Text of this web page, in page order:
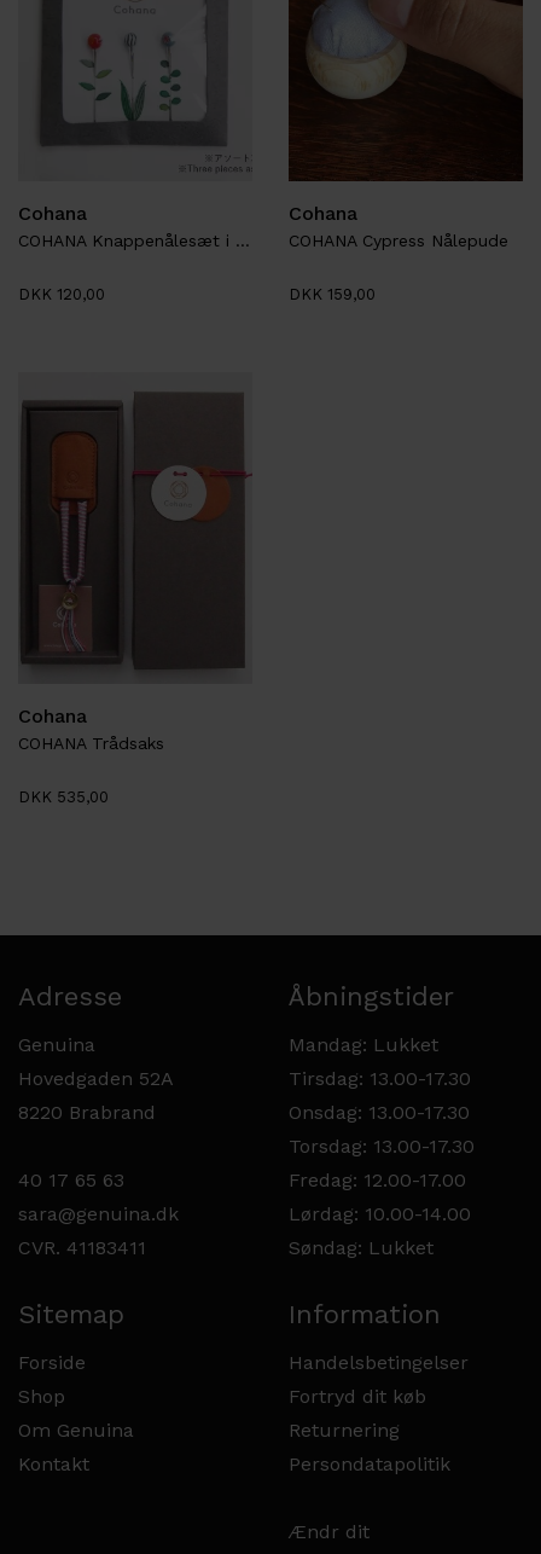
Cohana
COHANA Knappenålesæt i glas
DKK 120,00
Cohana
COHANA Cypress Nålepude
DKK 159,00
Cohana
COHANA Trådsaks
DKK 535,00
Adresse
Genuina
Hovedgaden 52A
8220 Brabrand
40 17 65 63
sara@genuina.dk
CVR. 41183411
Åbningstider
Mandag: Lukket
Tirsdag: 13.00-17.30
Onsdag: 13.00-17.30
Torsdag: 13.00-17.30
Fredag: 12.00-17.00
Lørdag: 10.00-14.00
Søndag: Lukket
Sitemap
Forside
Shop
Om Genuina
Kontakt
Information
Handelsbetingelser
Fortryd dit køb
Returnering
Persondatapolitik
Ændr dit